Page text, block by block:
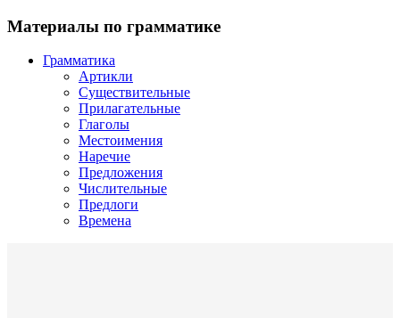
Материалы по грамматике
Грамматика
Артикли
Существительные
Прилагательные
Глаголы
Местоимения
Наречие
Предложения
Числительные
Предлоги
Времена